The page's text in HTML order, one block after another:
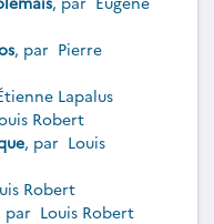
, par Pierre
Lapalus
Robert
, par Louis
Robert
par Louis Robert